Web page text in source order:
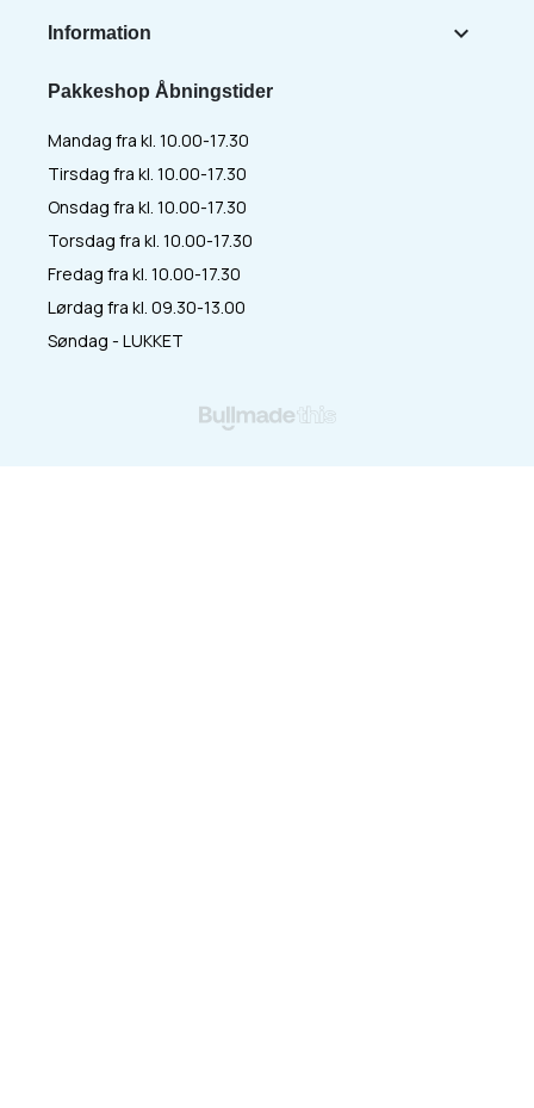
Pakkeshop Åbningstider
Mandag fra kl. 10.00-17.30
Tirsdag fra kl. 10.00-17.30
Onsdag fra kl. 10.00-17.30
Torsdag fra kl. 10.00-17.30
Fredag fra kl. 10.00-17.30
Lørdag fra kl. 09.30-13.00
Søndag - LUKKET
Information 